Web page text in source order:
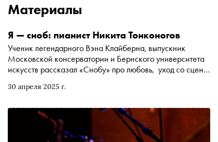
Материалы
30 апреля 2025 г.
Я — сноб: пианист Никита Тонконогов
Ученик легендарного Вэна Клайберна, выпускник
Московской консерватории и Бернского университета
искусств рассказал «Снобу» про любовь, уход со сцены,